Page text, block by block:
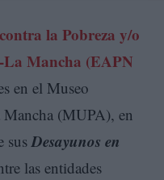
la Pobreza y/o
La Mancha (EAPN
en el Museo
(MUPA), en
susDesayunos en
las entidades